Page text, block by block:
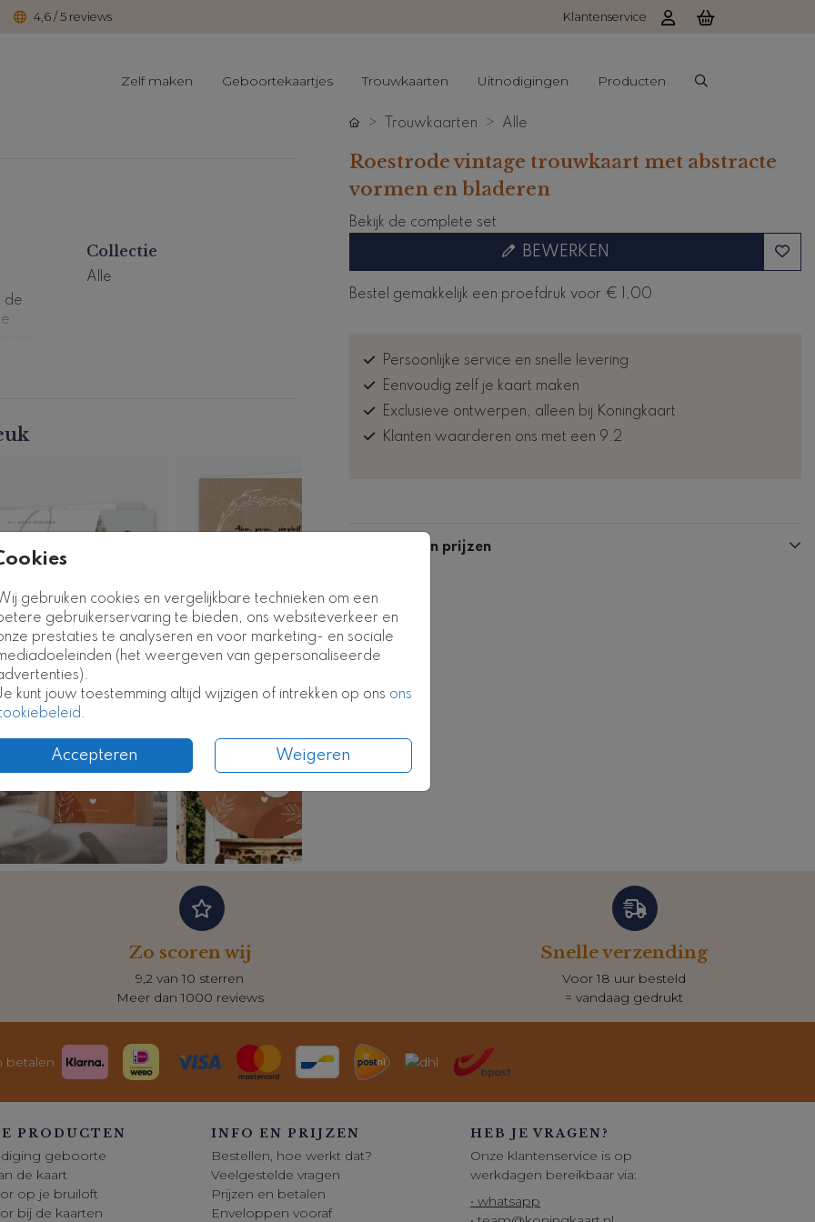
4,6 / 5 reviews Klantenservice
Zelf maken Geboortekaartjes Trouwkaarten Uitnodigingen Producten
gebruiken cookies en vergelijkbare technieken om een
gebruikerservaring te bieden, ons websiteverkeer en
prestaties te analyseren en voor marketing- en sociale
(het weergeven van gepersonaliseerde
kunt jouw toestemming altijd wijzigen of intrekken op ons ons
.
Accepteren Weigeren
de
Collectie
Alle
Welkomstbord
Trouwkaarten Alle
Roestrode vintage trouwkaart met abstracte
vormen en bladeren
Bekijk de complete set
BEWERKEN
Bestel gemakkelijk een proefdruk voor € 1,00
Persoonlijke service en snelle levering
Eenvoudig zelf je kaart maken
Exclusieve ontwerpen, alleen bij Koningkaart
Klanten waarderen ons met een 9.2
Formaten en prijzen
Zo scoren wij
9,2 van 10 sterren
Meer dan 1000 reviews
Snelle verzending
Voor 18 uur besteld
= vandaag gedrukt
betalen
PRODUCTEN
geboorte
de kaart
op je bruiloft
bij de kaarten
INFO EN PRIJZEN
Bestellen, hoe werkt dat?
Veelgestelde vragen
Prijzen en betalen
Enveloppen vooraf
HEB JE VRAGEN?
Onze klantenservice is op
werkdagen bereikbaar via:
• whatsapp